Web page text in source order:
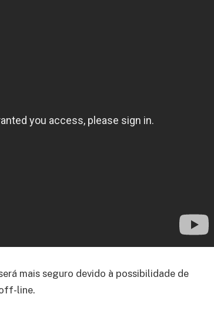
mais seguro devido à possibilidade de
line.